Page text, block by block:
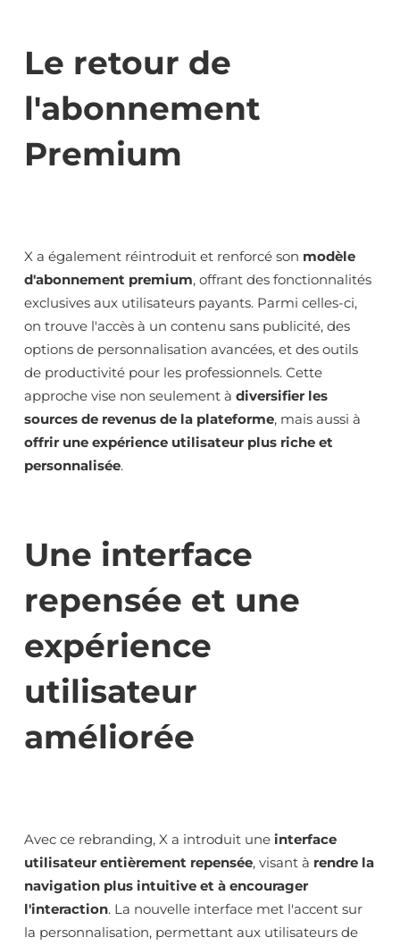
Le retour de
l'abonnement
Premium
X a également réintroduit et renforcé son modèle
d'abonnement premium, offrant des fonctionnalités
exclusives aux utilisateurs payants. Parmi celles-ci,
on trouve l'accès à un contenu sans publicité, des
options de personnalisation avancées, et des outils
de productivité pour les professionnels. Cette
approche vise non seulement à diversifier les
sources de revenus de la plateforme, mais aussi à
offrir une expérience utilisateur plus riche et
personnalisée.
Une interface
repensée et une
expérience
utilisateur
améliorée
Avec ce rebranding, X a introduit une interface
utilisateur entièrement repensée, visant à rendre la
navigation plus intuitive et à encourager
l'interaction. La nouvelle interface met l'accent sur
la personnalisation, permettant aux utilisateurs de